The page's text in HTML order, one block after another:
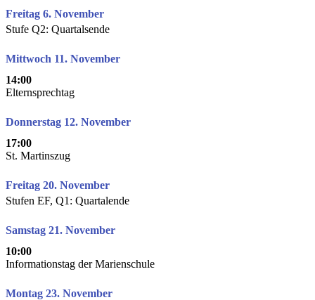
Freitag 6. November
Stufe Q2: Quartalsende
Mittwoch 11. November
14:00
Elternsprechtag
Donnerstag 12. November
17:00
St. Martinszug
Freitag 20. November
Stufen EF, Q1: Quartalende
Samstag 21. November
10:00
Informationstag der Marienschule
Montag 23. November